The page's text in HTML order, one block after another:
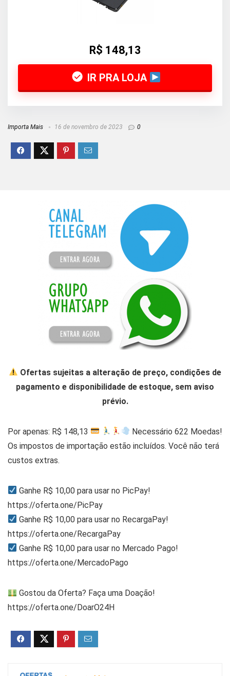
R$ 148,13
IR PRA LOJA
Importa Mais 16 de novembro de 2023 0
Ofertas sujeitas a alteração de preço, condições de
pagamento e disponibilidade de estoque, sem aviso
prévio.
Por apenas: R$ 148,13
Necessário 622 Moedas!
Os impostos de importação estão incluídos. Você não terá
custos extras.
Ganhe R$ 10,00 para usar no PicPay!
https://oferta.one/PicPay
Ganhe R$ 10,00 para usar no RecargaPay!
https://oferta.one/RecargaPay
Ganhe R$ 10,00 para usar no Mercado Pago!
https://oferta.one/MercadoPago
Gostou da Oferta? Faça uma Doação!
https://oferta.one/DoarO24H